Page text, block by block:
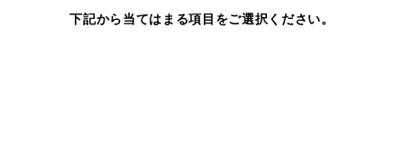
下記から当てはまる項目をご選択ください。